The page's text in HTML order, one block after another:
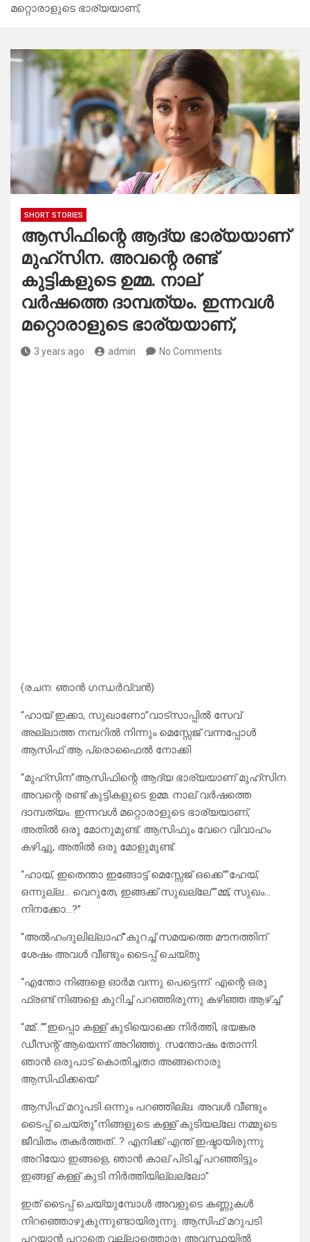
മറ്റൊരാളുടെ ഭാര്യയാണ്,
SHORT STORIES
ആസിഫിന്റെ ആദ്യ ഭാര്യയാണ്
മുഹ്സിന. അവന്റെ രണ്ട്
കുട്ടികളുടെ ഉമ്മ. നാല്
വർഷത്തെ ദാമ്പത്യം. ഇന്നവൾ
മറ്റൊരാളുടെ ഭാര്യയാണ്,
3 years ago admin No Comments
(രചന: ഞാൻ ഗന്ധർവ്വൻ)
“ഹായ് ഇക്കാ, സുഖാണോ”വാട്സാപ്പിൽ സേവ്
അല്ലാത്ത നമ്പറിൽ നിന്നും മെസ്സേജ് വന്നപ്പോൾ
ആസിഫ് ആ പ്രൊഫൈൽ നോക്കി
“മുഹ്സിന”ആസിഫിന്റെ ആദ്യ ഭാര്യയാണ് മുഹ്സിന.
അവന്റെ രണ്ട് കുട്ടികളുടെ ഉമ്മ. നാല് വർഷത്തെ
ദാമ്പത്യം. ഇന്നവൾ മറ്റൊരാളുടെ ഭാര്യയാണ്,
അതിൽ ഒരു മോനുമുണ്ട്. ആസിഫും വേറെ വിവാഹം
കഴിച്ചു, അതിൽ ഒരു മോളുമുണ്ട്.
“ഹായ്, ഇതെന്താ ഇങ്ങോട്ട് മെസ്സേജ് ഒക്കെ””ഹേയ്,
ഒന്നുല്ല… വെറുതേ, ഇങ്ങക്ക് സുഖല്ലേ””മ്മ്, സുഖം…
നിനക്കോ…?”
“അൽഹംദുലില്ലാഹ്”കുറച്ച് സമയത്തെ മൗനത്തിന്
ശേഷം അവൾ വീണ്ടും ടൈപ്പ് ചെയ്തു
“എന്തോ നിങ്ങളെ ഓർമ വന്നു പെട്ടെന്ന്. എന്റെ ഒരു
ഫ്രണ്ട് നിങ്ങളെ കുറിച്ച് പറഞ്ഞിരുന്നു കഴിഞ്ഞ ആഴ്ച്ച”
“മ്മ്…””ഇപ്പൊ കള്ള് കുടിയൊക്കെ നിർത്തി, ഭയങ്കര
ഡീസന്റ് ആയെന്ന് അറിഞ്ഞു. സന്തോഷം തോന്നി.
ഞാൻ ഒരുപാട് കൊതിച്ചതാ അങ്ങനൊരു
ആസിഫിക്കയെ”
ആസിഫ് മറുപടി ഒന്നും പറഞ്ഞില്ല. അവൾ വീണ്ടും
ടൈപ്പ് ചെയ്തു”നിങ്ങളുടെ കള്ള് കുടിയല്ലേ നമ്മുടെ
ജീവിതം തകർത്തത്…? എനിക്ക് എന്ത് ഇഷ്ടായിരുന്നു
അറിയോ ഇങ്ങളെ, ഞാൻ കാല് പിടിച്ച് പറഞ്ഞിട്ടും
ഇങ്ങള് കള്ള് കുടി നിർത്തിയില്ലല്ലോ”
ഇത് ടൈപ്പ് ചെയ്യുമ്പോൾ അവളുടെ കണ്ണുകൾ
നിറഞ്ഞൊഴുകുന്നുണ്ടായിരുന്നു. ആസിഫ് മറുപടി
പറയാൻ പറ്റാതെ വല്ലാത്തൊരു അവസ്ഥയിൽ